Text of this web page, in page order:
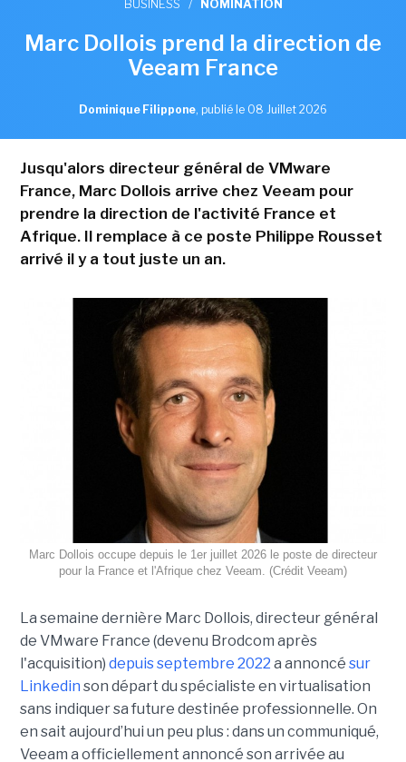
BUSINESS / NOMINATION
Marc Dollois prend la direction de
Veeam France
Dominique Filippone, publié le 08 Juillet 2026
Jusqu'alors directeur général de VMware
France, Marc Dollois arrive chez Veeam pour
prendre la direction de l'activité France et
Afrique. Il remplace à ce poste Philippe Rousset
arrivé il y a tout juste un an.
Marc Dollois occupe depuis le 1er juillet 2026 le poste de directeur
pour la France et l'Afrique chez Veeam. (Crédit Veeam)
La semaine dernière Marc Dollois, directeur général
de VMware France (devenu Brodcom après
l'acquisition) depuis septembre 2022 a annoncé sur
Linkedin son départ du spécialiste en virtualisation
sans indiquer sa future destinée professionnelle. On
en sait aujourd’hui un peu plus : dans un communiqué,
Veeam a officiellement annoncé son arrivée au